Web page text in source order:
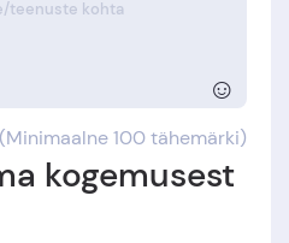
☺
(Minimaalne 100 tähemärki)
kogemusest